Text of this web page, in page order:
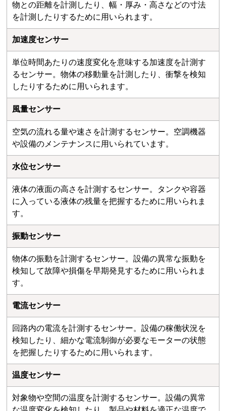
物との距離を計測したり、幅・厚み・高さなどの寸法
を計測したりするために用いられます。
加速度センサー
単位時間あたりの速度変化を意味する加速度を計測す
るセンサー。物体の移動量を計測したり、衝撃を検知
したりするために用いられます。
風量センサー
空気の流れる量や速さを計測するセンサー。空調機器
や設備のメンテナンスに用いられています。
水位センサー
液体の液面の高さを計測するセンサー。タンクや容器
に入っている液体の残量を把握するために用いられま
す。
振動センサー
物体の振動を計測するセンサー。設備の異常な振動を
検知して故障や損傷を早期発見するために用いられま
す。
電流センサー
回路内の電流を計測するセンサー。設備の稼働状況を
検知したり、細かな電流制御が必要なモーターの状態
を把握したりするために用いられます。
温度センサー
対象物や空間の温度を計測するセンサー。設備の異常